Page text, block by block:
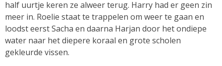
half uurtje keren ze alweer terug. Harry had er geen zin
meer in. Roelie staat te trappelen om weer te gaan en
loodst eerst Sacha en daarna Harjan door het ondiepe
water naar het diepere koraal en grote scholen
gekleurde vissen.